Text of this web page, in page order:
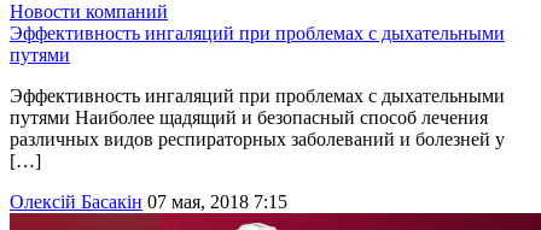
Новости компаний
Эффективность ингаляций при проблемах с дыхательными
путями
Эффективность ингаляций при проблемах с дыхательными
путями Наиболее щадящий и безопасный способ лечения
различных видов респираторных заболеваний и болезней у
[…]
Олексій Басакін 07 мая, 2018 7:15